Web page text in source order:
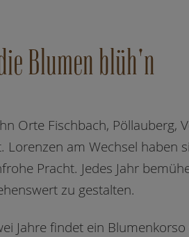
Blumen blüh'n
Orte Fischbach, Pöllauberg,
Lorenzen am Wechsel haben
Pracht. Jedes Jahr
zu gestalten.
Jahre findet ein